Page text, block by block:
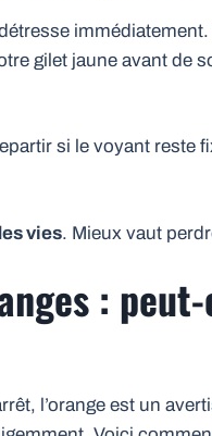
immédiatement.
gilet jaune avant de
si le voyant reste
vies. Mieux vaut
:
l’orange est un